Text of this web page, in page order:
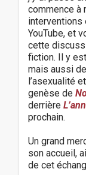
o
n
commence à
interventions
YouTube, et
cette
fiction. Il y
mais aussi
l’asexualité
genèse de
derrière
prochain.
Un grand
son accueil,
de cet